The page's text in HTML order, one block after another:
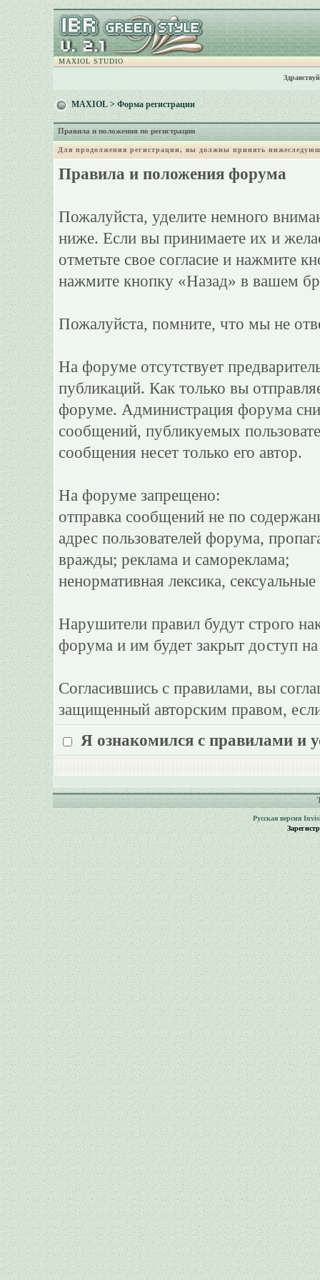
MAXIOL STUDIO
MAXIOL> Форма регистрации
Правила и положения по регистрации
Для продолжения регистрации, вы должны принять
Правила и положения форума
Пожалуйста, уделите немного
ниже. Если вы принимаете их и
отметьте свое согласие и нажмите
нажмите кнопку «Назад» в вашем
Пожалуйста, помните, что мы не
На форуме отсутствует
публикаций. Как только вы
форуме. Администрация форума
сообщений, публикуемых
сообщения несет только его автор.
На форуме запрещено:
отправка сообщений не по
адрес пользователей форума,
вражды; реклама и самореклама;
ненормативная лексика,
Нарушители правил будут строго
форума и им будет закрыт доступ
Согласившись с правилами, вы
защищенный авторским правом,
Я ознакомился с правилами и
Русская версия